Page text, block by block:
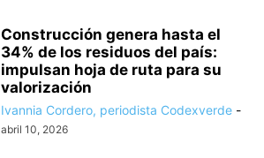
Construcción genera hasta el
34% de los residuos del país:
impulsan hoja de ruta para su
valorización
Ivannia Cordero, periodista Codexverde -
abril 10, 2026